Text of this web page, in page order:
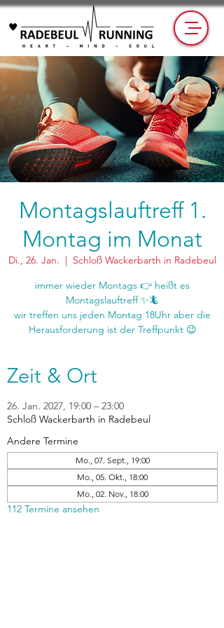
Montagslauftreff 1.
Montag im Monat
Di., 26. Jan.
  |
Schloß Wackerbarth in Radebeul
immer wieder Montags 👉 heißt es
Montagslauftreff ✨🦎
wir treffen uns jeden Montag 18Uhr aber die
Zeit & Ort
26. Jan. 2027, 19:00 – 23:00
Schloß Wackerbarth in Radebeul
Andere Termine
Mo., 07. Sept., 19:00
Mo., 05. Okt., 18:00
Mo., 02. Nov., 18:00
112 Termine ansehen